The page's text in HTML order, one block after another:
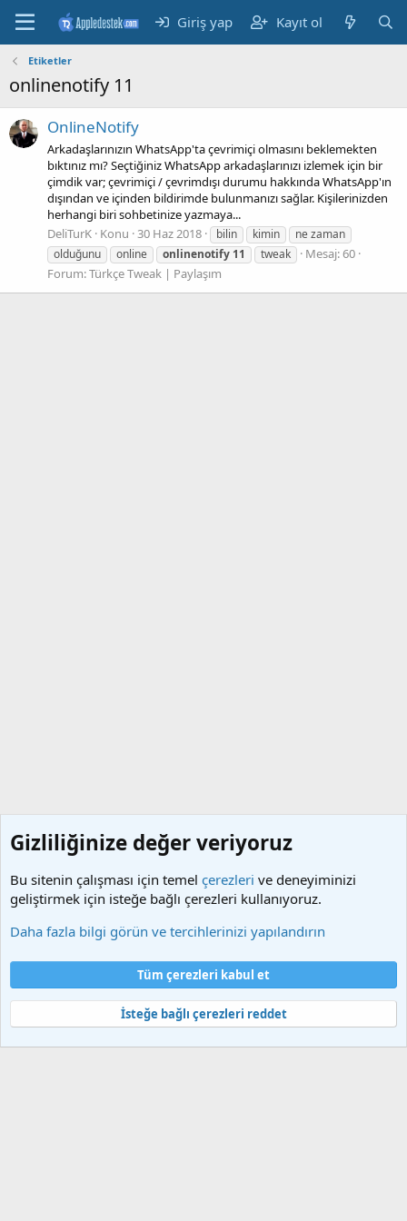
Giriş yap Kayıt ol
Etiketler
onlinenotify 11
OnlineNotify
Arkadaşlarınızın WhatsApp'ta çevrimiçi olmasını beklemekten
bıktınız mı? Seçtiğiniz WhatsApp arkadaşlarınızı izlemek için bir
çimdik var; çevrimiçi / çevrimdışı durumu hakkında WhatsApp'ın
dışından ve içinden bildirimde bulunmanızı sağlar. Kişilerinizden
herhangi biri sohbetinize yazmaya...
DeliTurK Konu 30 Haz 2018 bilin kimin
ne zaman
olduğunu
online onlinenotify 11 tweak
Mesaj: 60
Forum:Türkçe Tweak | Paylaşım
Şartlar ve kurallar
Gizlilik politikası
Yardım
Ana sayfa
S
S
Community platform by XenForo® © 2010-2025 XenForo Ltd.
Gizliliğinize değer veriyoruz
Bu sitenin çalışması için temel çerezleri ve deneyiminizi
geliştirmek için isteğe bağlı çerezleri kullanıyoruz.
Daha fazla bilgi görün ve tercihlerinizi yapılandırın
Tüm çerezleri kabul et
İsteğe bağlı çerezleri reddet